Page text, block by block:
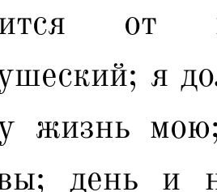
я
жизнь
день